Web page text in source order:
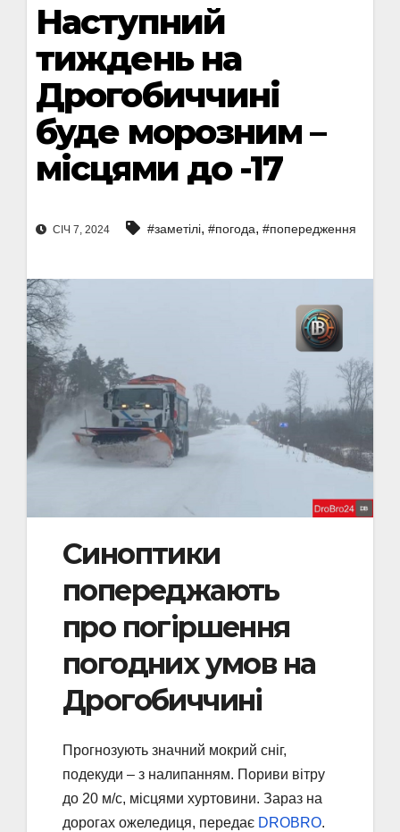
Наступний
тиждень на
Дрогобиччині
буде морозним –
місцями до -17
СІЧ 7, 2024 #заметілі, #погода, #попередження
Синоптики
попереджають
про погіршення
погодних умов на
Дрогобиччині
Прогнозують значний мокрий сніг,
подекуди – з налипанням. Пориви вітру
до 20 м/с, місцями хуртовини. Зараз на
дорогах ожеледиця, передає DROBRO.